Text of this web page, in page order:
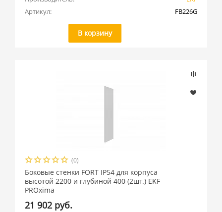
Артикул:
FB226G
В корзину
(0)
Боковые стенки FORT IP54 для корпуса
высотой 2200 и глубиной 400 (2шт.) EKF
PROxima
21 902 руб.